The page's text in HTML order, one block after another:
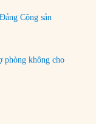
Cộng sản
phòng không cho